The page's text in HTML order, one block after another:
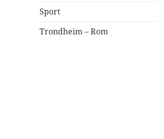
Sport
Trondheim – Rom